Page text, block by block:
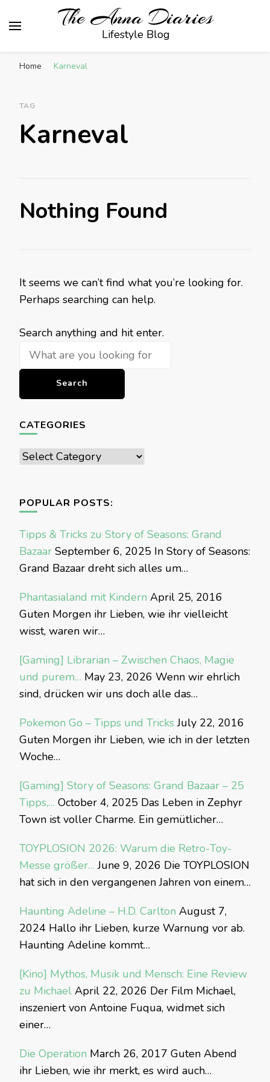
The Anna Diaries
Lifestyle Blog
Home Karneval
TAG
Karneval
Nothing Found
It seems we can’t find what you’re looking for.
Perhaps searching can help.
Looking
for
Something?
Search anything and hit enter.
CATEGORIES
Categories
POPULAR POSTS:
Tipps & Tricks zu Story of Seasons: Grand
Bazaar September 6, 2025 In Story of Seasons:
Grand Bazaar dreht sich alles um…
Phantasialand mit Kindern April 25, 2016
Guten Morgen ihr Lieben, wie ihr vielleicht
wisst, waren wir…
[Gaming] Librarian – Zwischen Chaos, Magie
und purem… May 23, 2026 Wenn wir ehrlich
sind, drücken wir uns doch alle das…
Pokemon Go – Tipps und Tricks July 22, 2016
Guten Morgen ihr Lieben, wie ich in der letzten
Woche…
[Gaming] Story of Seasons: Grand Bazaar – 25
Tipps,… October 4, 2025 Das Leben in Zephyr
Town ist voller Charme. Ein gemütlicher…
TOYPLOSION 2026: Warum die Retro-Toy-
Messe größer… June 9, 2026 Die TOYPLOSION
hat sich in den vergangenen Jahren von einem…
Haunting Adeline – H.D. Carlton August 7,
2024 Hallo ihr Lieben, kurze Warnung vor ab.
Haunting Adeline kommt…
[Kino] Mythos, Musik und Mensch: Eine Review
zu Michael April 22, 2026 Der Film Michael,
inszeniert von Antoine Fuqua, widmet sich
einer…
Die Operation March 26, 2017 Guten Abend
ihr Lieben, wie ihr merkt, es wird auch…